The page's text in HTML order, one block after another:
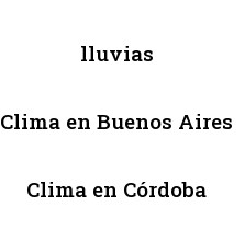
lluvias
Clima en Buenos Aires
Clima en Córdoba